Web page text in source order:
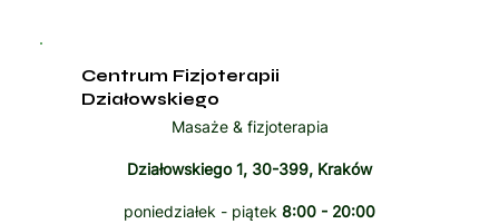
Centrum Fizjoterapii
Działowskiego
Masaże & fizjoterapia
Działowskiego 1, 30-399, Kraków
poniedziałek - piątek 8:00 - 20:00